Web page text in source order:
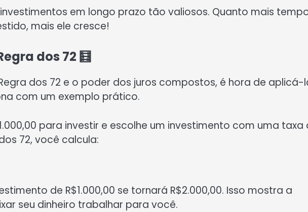
em longo prazo tão valiosos. Quanto mais
mais ele cresce!
dos 72 🧮
dos 72 e o poder dos juros compostos, é hora de aplicá-
com um exemplo prático.
para investir e escolhe um investimento com uma taxa
72, você calcula:
de R$1.000,00 se tornará R$2.000,00. Isso mostra a
seu dinheiro trabalhar para você.